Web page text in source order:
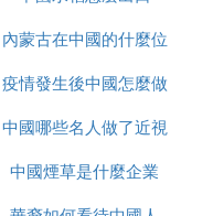
內蒙古在中國的什麼位
置
疫情發生後中國怎麼做
的
中國哪些名人做了近視
手術
中國煙草是什麼企業